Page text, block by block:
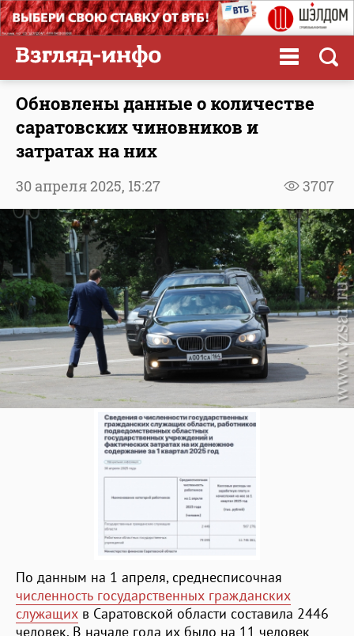
Обновлены данные о количестве
саратовских чиновников и
затратах на них
3707
30 апреля 2025, 15:27
По данным на 1 апреля, среднесписочная
численность государственных гражданских
служащих в Саратовской области составила 2446
человек. В начале года их было на 11 человек